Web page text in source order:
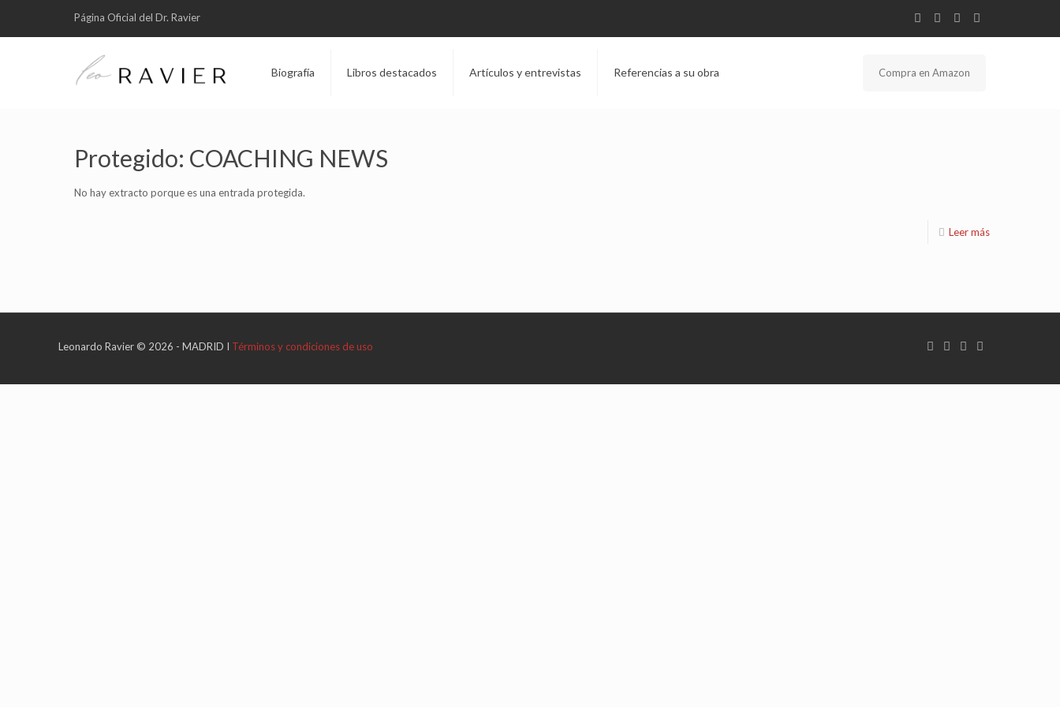
Página Oficial del Dr. Ravier
Biografía Libros destacados Artículos y entrevistas Referencias a su obra Compra en Amazon
Protegido: COACHING NEWS
No hay extracto porque es una entrada protegida.
Leer más
Leonardo Ravier © 2026 - MADRID I Términos y condiciones de uso